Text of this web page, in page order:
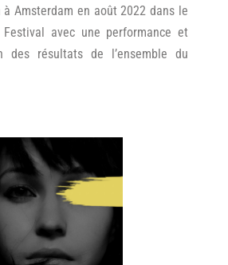
Amsterdam en août 2022 dans le
avec une performance et
des résultats de l’ensemble du